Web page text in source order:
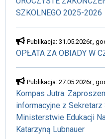
SZKOLNEGO 2025-2026
Publikacja: 31.05.2026r.,
OPŁATA ZA OBIADY W
Publikacja: 27.05.2026r.,
Kompas Jutra.
informacyjne z Sekretarz
Ministerstwie Edukacji
Katarzyną Lubnauer